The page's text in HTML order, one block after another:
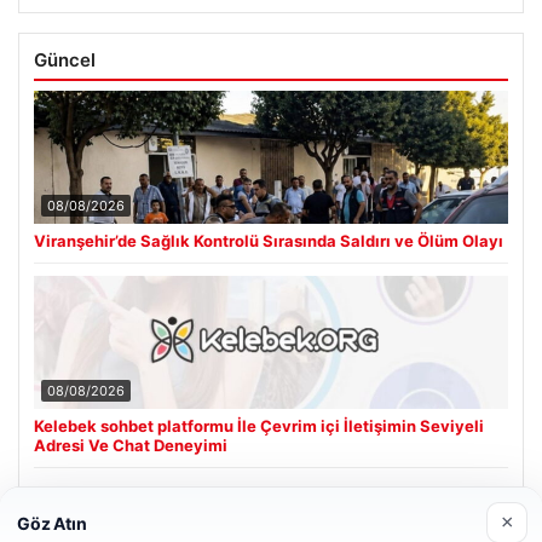
Güncel
08/08/2026
Viranşehir’de Sağlık Kontrolü Sırasında Saldırı ve Ölüm Olayı
08/08/2026
Kelebek sohbet platformu İle Çevrim içi İletişimin Seviyeli
Adresi Ve Chat Deneyimi
Göz Atın ×